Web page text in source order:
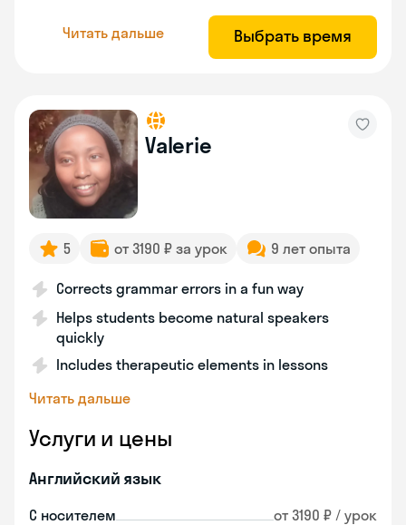
Читать дальше Выбрать время
Valerie
5 от 3190 ₽ за урок 9 лет опыта
Corrects grammar errors in a fun way
Helps students become natural speakers
quickly
Includes therapeutic elements in lessons
Читать дальше
Услуги и цены
Английский язык
С носителем от 3190 ₽ / урок